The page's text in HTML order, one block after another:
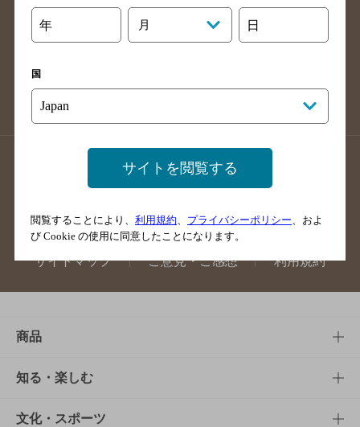
高知県のバー検索
福岡県のバー検索
長崎県のバー検索
佐賀県のバー検索
店舗登録方法のご案内
店舗情報更新方法のご案内
掲載店舗様ログイン
サイトマップ ご意見・ご感想 利用規約
商品
商品TOP
商品一覧
知る・楽しむ
知る・楽しむTOP
文化・スポーツ
年 月 日
国
サイトを閲覧する
閲覧することにより、 利用規約 プライバシーポリシー 、およ
び Cookie の使用に同意したことになります。